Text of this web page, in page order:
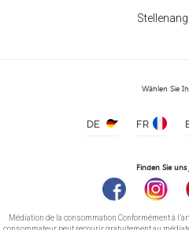
Wählen Sie
DE FR
Finden Sie
Médiation de la consommation Conformément à